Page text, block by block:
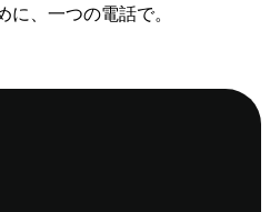
、一つの電話で。